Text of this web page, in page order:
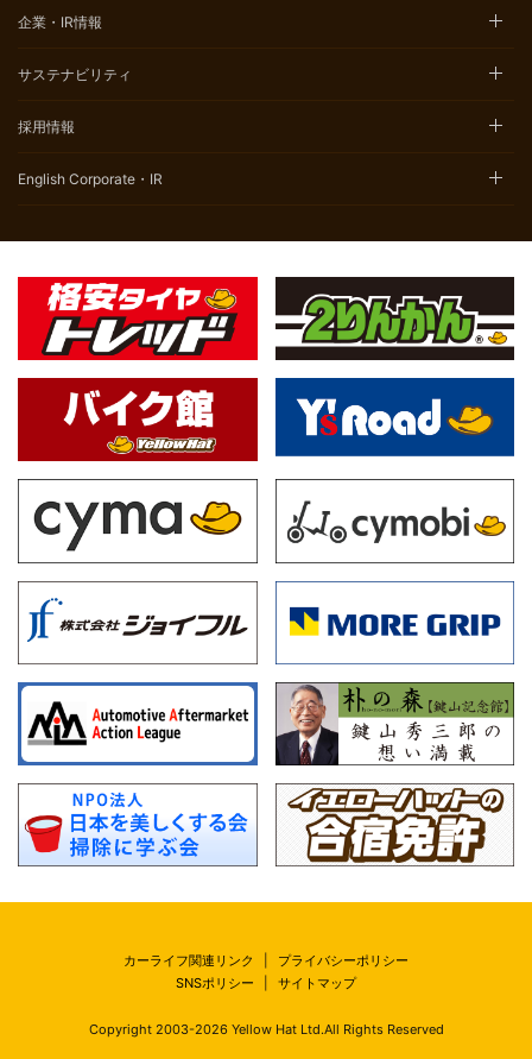
企業・IR情報
サステナビリティ
採用情報
English Corporate・IR
カーライフ関連リンク
プライバシーポリシー
SNSポリシー
サイトマップ
Copyright 2003-2026Yellow Hat Ltd.All Rights Reserved